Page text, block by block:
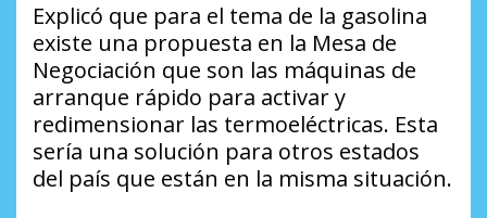
Explicó que para el tema de la gasolina
existe una propuesta en la Mesa de
Negociación que son las máquinas de
arranque rápido para activar y
redimensionar las termoeléctricas. Esta
sería una solución para otros estados
del país que están en la misma situación.